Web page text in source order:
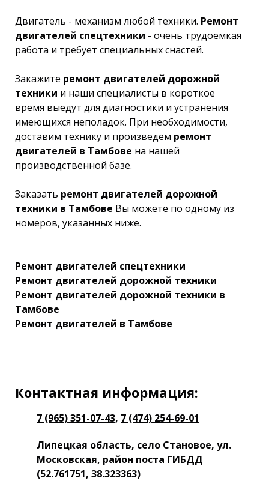
Двигатель - механизм любой техники. Ремонт
двигателей спецтехники - очень трудоемкая
работа и требует специальных снастей.
Закажите ремонт двигателей дорожной
техники и наши специалисты в короткое
время выедут для диагностики и устранения
имеющихся неполадок. При необходимости,
доставим технику и произведем ремонт
двигателей в Тамбове на нашей
производственной базе.
Заказать ремонт двигателей дорожной
техники в Тамбове Вы можете по одному из
номеров, указанных ниже.
Ремонт двигателей спецтехники
Ремонт двигателей дорожной техники
Ремонт двигателей дорожной техники в
Тамбове
Ремонт двигателей в Тамбове
Контактная информация:
7 (965) 351-07-43, 7 (474) 254-69-01
Липецкая область, село Становое, ул.
Московская, район поста ГИБДД
(52.761751, 38.323363)